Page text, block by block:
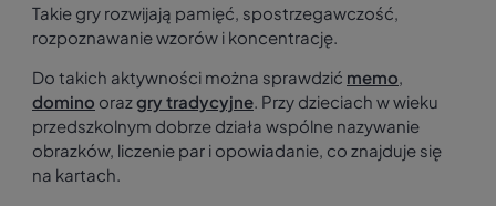
Takie gry rozwijają pamięć, spostrzegawczość,
rozpoznawanie wzorów i koncentrację.
Do takich aktywności można sprawdzić memo,
domino orazgry tradycyjne. Przy dzieciach w wieku
przedszkolnym dobrze działa wspólne nazywanie
obrazków, liczenie par i opowiadanie, co znajduje się
na kartach.